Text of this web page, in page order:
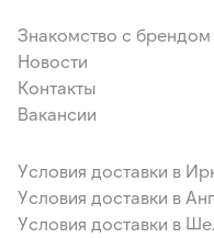
Знакомство с брендом
Новости
Контакты
Вакансии
Условия доставки в
Условия доставки в
Условия доставки в